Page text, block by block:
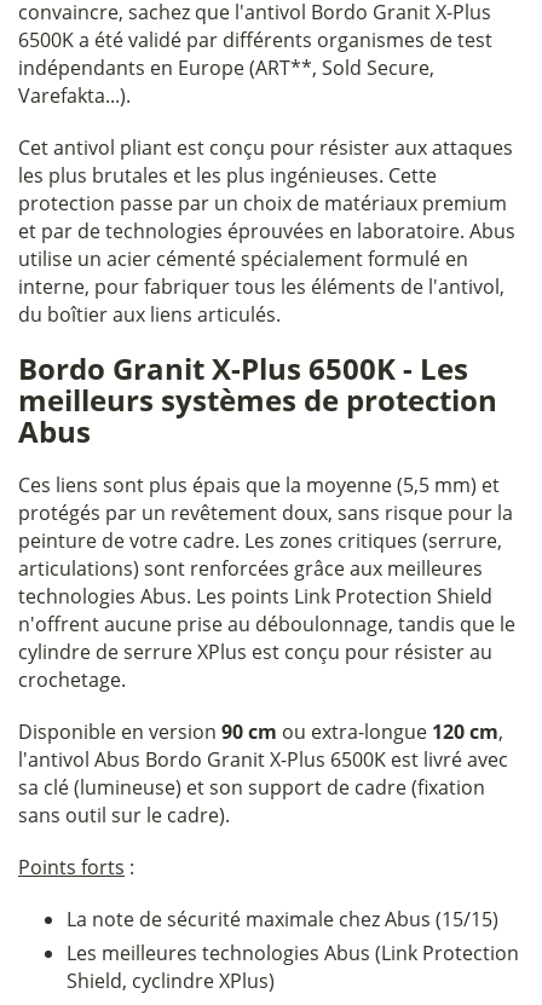
convaincre, sachez que l'antivol Bordo Granit X-Plus
6500K a été validé par différents organismes de test
indépendants en Europe (ART**, Sold Secure,
Varefakta...).
Cet antivol pliant est conçu pour résister aux attaques
les plus brutales et les plus ingénieuses. Cette
protection passe par un choix de matériaux premium
et par de technologies éprouvées en laboratoire. Abus
utilise un acier cémenté spécialement formulé en
interne, pour fabriquer tous les éléments de l'antivol,
du boîtier aux liens articulés.
Bordo Granit X-Plus 6500K - Les
meilleurs systèmes de protection
Abus
Ces liens sont plus épais que la moyenne (5,5 mm) et
protégés par un revêtement doux, sans risque pour la
peinture de votre cadre. Les zones critiques (serrure,
articulations) sont renforcées grâce aux meilleures
technologies Abus. Les points Link Protection Shield
n'offrent aucune prise au déboulonnage, tandis que le
cylindre de serrure XPlus est conçu pour résister au
crochetage.
Disponible en version 90 cm ou extra-longue 120 cm,
l'antivol Abus Bordo Granit X-Plus 6500K est livré avec
sa clé (lumineuse) et son support de cadre (fixation
sans outil sur le cadre).
Points forts :
La note de sécurité maximale chez Abus (15/15)
Les meilleures technologies Abus (Link Protection
Shield, cyclindre XPlus)